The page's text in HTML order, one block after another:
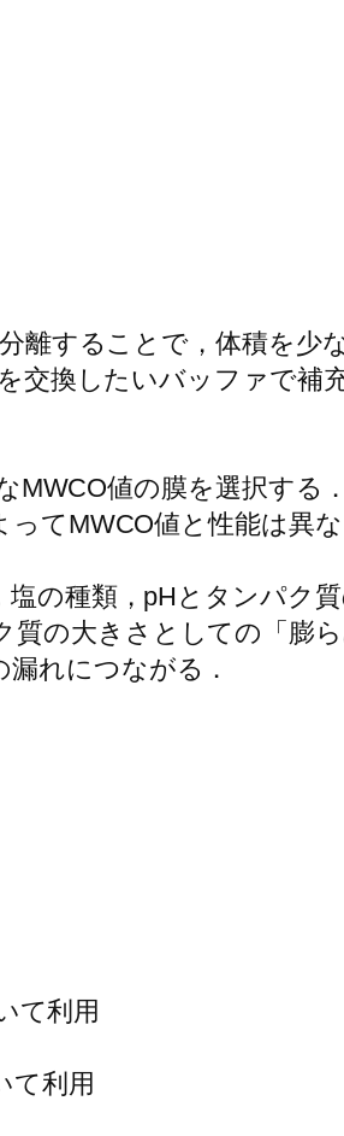
離することで，体積を少
交換したいバッファで補
MWCO値の膜を選択する．
てMWCO値と性能は異
の種類，pHとタンパク
の大きさとしての「膨
れにつながる．
て利用
て利用